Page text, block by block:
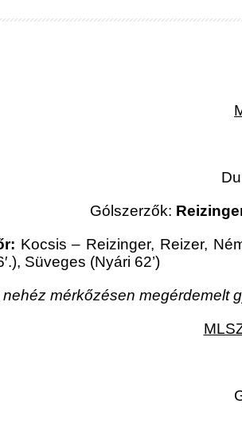
Gólszerzők:
Kocsis – Reizinger, Reizer,
Süveges (Nyári 62’)
mérkőzésen megérdemelt